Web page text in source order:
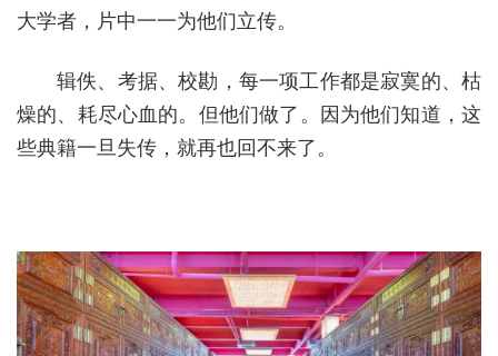
大学者，片中一一为他们立传。
辑佚、考据、校勘，每一项工作都是寂寞的、枯
燥的、耗尽心血的。但他们做了。因为他们知道，这
些典籍一旦失传，就再也回不来了。